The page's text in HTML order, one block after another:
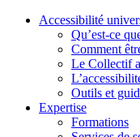
Accessibilité
Qu’est-ce
Comment
Le Collectif
Outils et
Expertise
Formations